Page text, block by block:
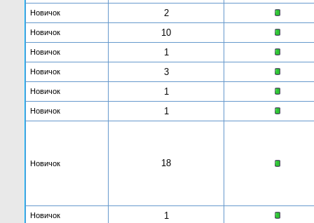
Новичок 2
Новичок 10
Новичок 1
Новичок 3
Новичок 1
Новичок 1
Новичок 18
Новичок 1